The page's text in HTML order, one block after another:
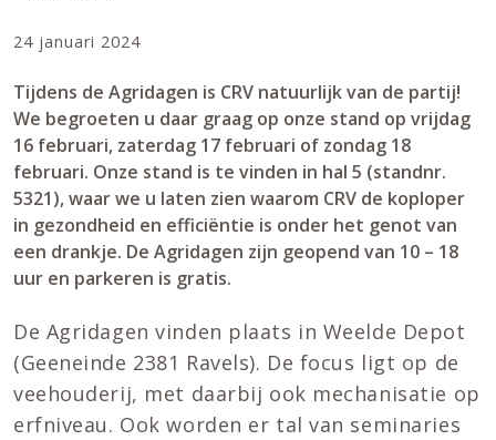
24 januari 2024
Tijdens de Agridagen is CRV natuurlijk van de partij!
We begroeten u daar graag op onze stand op vrijdag
16 februari, zaterdag 17 februari of zondag 18
februari. Onze stand is te vinden in hal 5 (standnr.
5321), waar we u laten zien waarom CRV de koploper
in gezondheid en efficiëntie is onder het genot van
een drankje. De Agridagen zijn geopend van 10 – 18
uur en parkeren is gratis.
De Agridagen vinden plaats in Weelde Depot
(Geeneinde 2381 Ravels). De focus ligt op de
veehouderij, met daarbij ook mechanisatie op
erfniveau. Ook worden er tal van seminaries